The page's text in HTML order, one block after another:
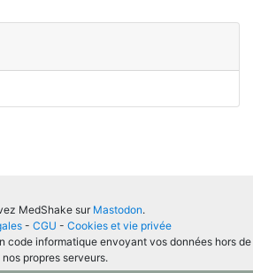
MedShake sur Mastodon.
- CGU - Cookies et vie privée
code informatique envoyant vos données hors de
nos propres serveurs.